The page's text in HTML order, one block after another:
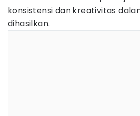
konsistensi dan kreativitas
dihasilkan.